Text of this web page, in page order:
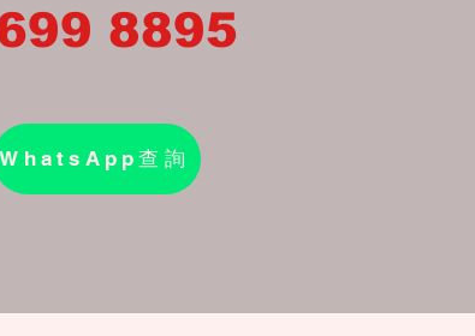
8895
WhatsApp查詢